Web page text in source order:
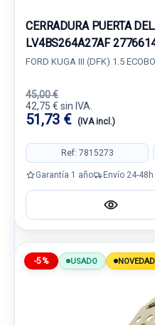
CERRADURA PUERTA
LV4BS264A27AF
FORD KUGA III (DFK) 1.5
45,00 €
42,75 € sin IVA.
51,73 € (IVA incl.)
Ref: 7815273
Garantía 1 año Envío 24-48h
-5% USADO NOVEDAD